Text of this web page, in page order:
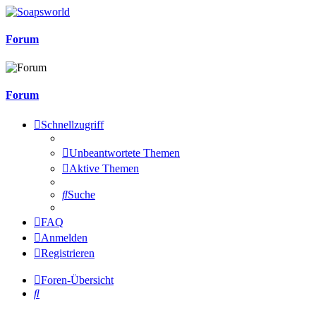
Forum
Forum
Schnellzugriff
Unbeantwortete Themen
Aktive Themen
Suche
FAQ
Anmelden
Registrieren
Foren-Übersicht
Suche